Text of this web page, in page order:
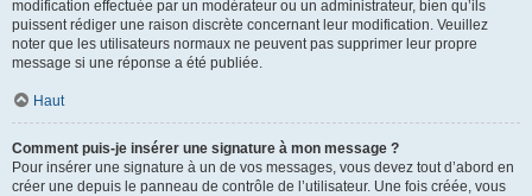
modification effectuée par un modérateur ou un administrateur, bien qu’ils
puissent rédiger une raison discrète concernant leur modification. Veuillez
noter que les utilisateurs normaux ne peuvent pas supprimer leur propre
message si une réponse a été publiée.
Haut
Comment puis-je insérer une signature à mon message ?
Pour insérer une signature à un de vos messages, vous devez tout d’abord en
créer une depuis le panneau de contrôle de l’utilisateur. Une fois créée, vous